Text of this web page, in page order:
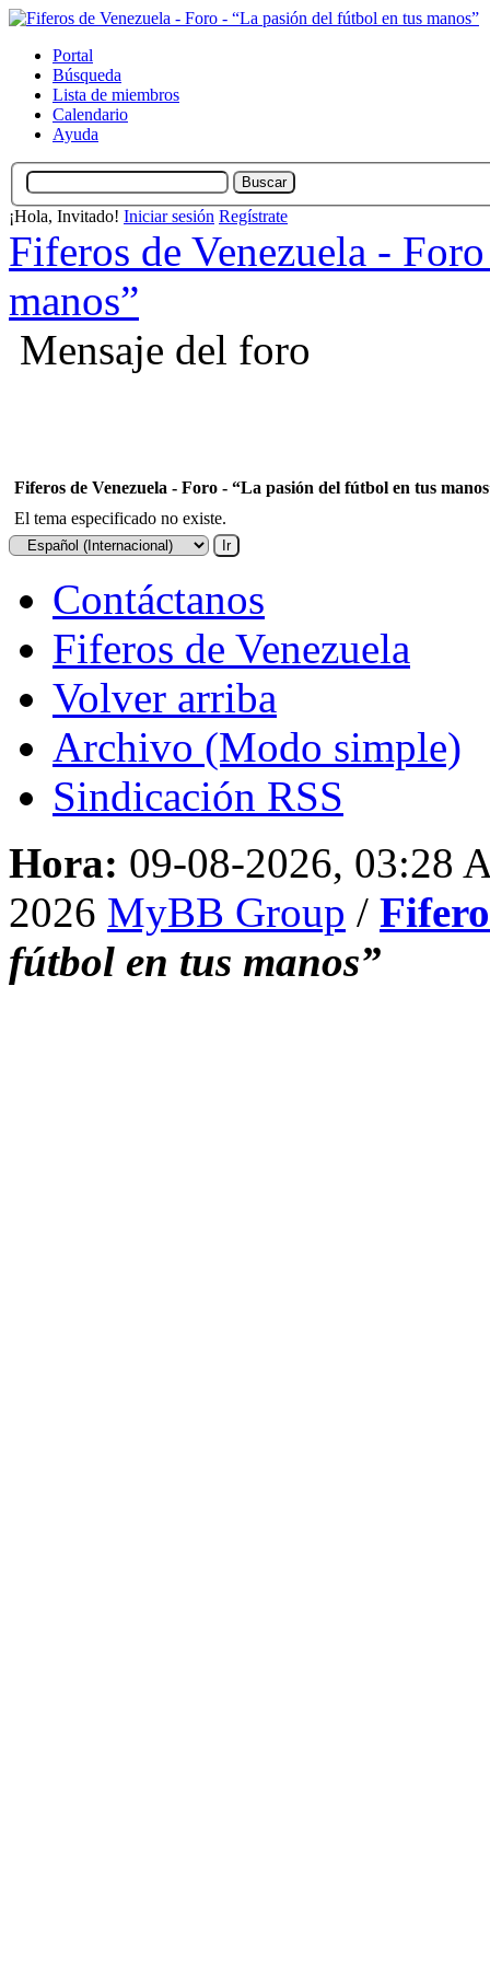
Portal
Búsqueda
Lista de miembros
Calendario
Ayuda
¡Hola, Invitado! Iniciar sesión Regístrate
Fiferos de Venezuela -
manos”
Mensaje del foro
Fiferos de Venezuela - Foro - “La pasión del fútbol en tus
El tema especificado no existe.
Contáctanos
Fiferos de Venezuela
Volver arriba
Archivo (Modo simple)
Sindicación RSS
Hora: 09-08-2026, 03:28
2026 MyBB Group /
fútbol en tus manos”